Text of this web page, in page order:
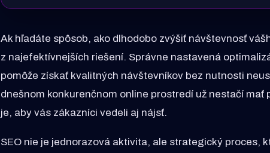
Ak hľadáte spôsob, ako dlhodobo zvýšiť návštevnosť
z najefektívnejších riešení. Správne nastavená
pomôže získať kvalitných návštevníkov bez nutnosti
dnešnom konkurenčnom online prostredí už nestačí mať
je, aby vás zákazníci vedeli aj nájsť.
SEO nie je jednorazová aktivita, ale strategický proces,